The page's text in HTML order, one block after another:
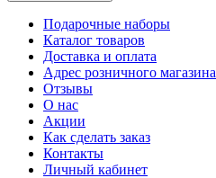
Подарочные наборы
Каталог товаров
Доставка и оплата
Адрес розничного магазина
Отзывы
О нас
Акции
Как сделать заказ
Контакты
Личный кабинет